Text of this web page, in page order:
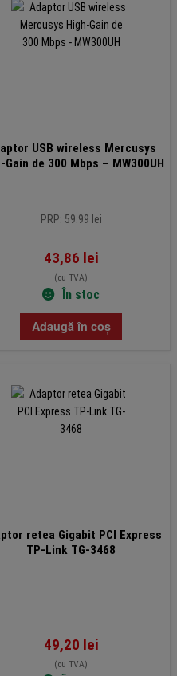
USB wireless Mercusys
Gain de 300 Mbps – MW300UH
PRP: 59.99 lei
43,86 lei
(cu TVA)
În stoc
Adaugă în coș
retea Gigabit PCI Express
TP-Link TG-3468
49,20 lei
(cu TVA)